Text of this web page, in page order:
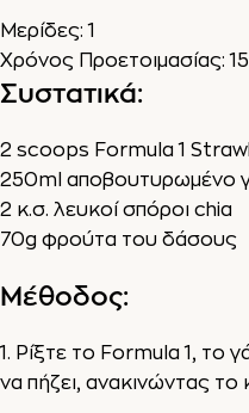
Μερίδες: 1
Χρόνος Προετοιμασίας:
Συστατικά:
2 scoops Formula 1
250ml αποβουτυρωμένο
2 κ.σ. λευκοί σπόροι chia
70g φρούτα του δάσους
Μέθοδος:
1. Ρίξτε το Formula 1, το
να πήζει, ανακινώντας το